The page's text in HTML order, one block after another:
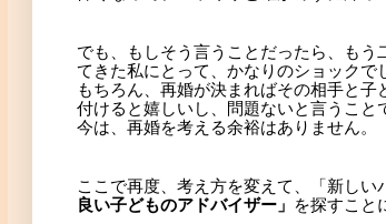
でも、もしそう言うことだったら、も
てきた私にとって、かなりのショックで
もちろん、再婚が決まればその相手と
付けると嬉しいし、問題ないと言うこと
今は、再婚を考える余裕はありません。
ここで再度、考え方を変えて、「新しい
良い子どものアドバイザー」
を探すこと